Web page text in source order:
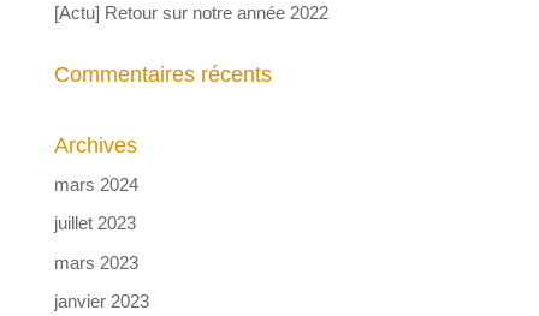
[Actu] Retour sur notre année 2022
Commentaires récents
Archives
mars 2024
juillet 2023
mars 2023
janvier 2023